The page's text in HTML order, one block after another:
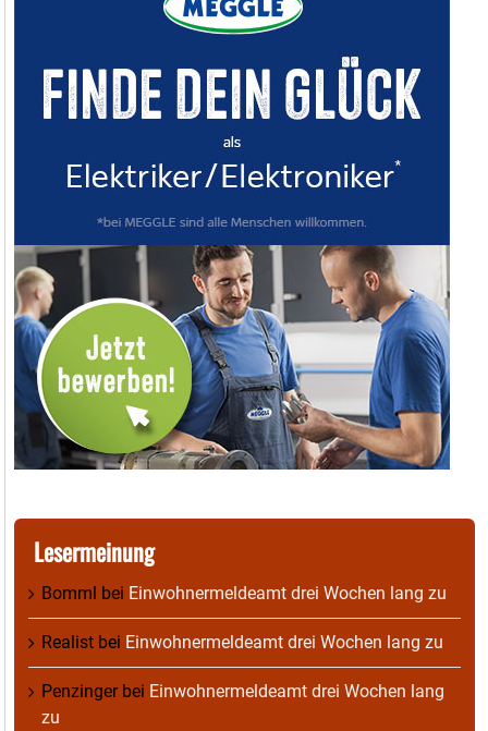
Lesermeinung
Bomml bei Einwohnermeldeamt drei Wochen lang zu
Realist bei Einwohnermeldeamt drei Wochen lang zu
Penzingerbei Einwohnermeldeamt drei Wochen lang
zu